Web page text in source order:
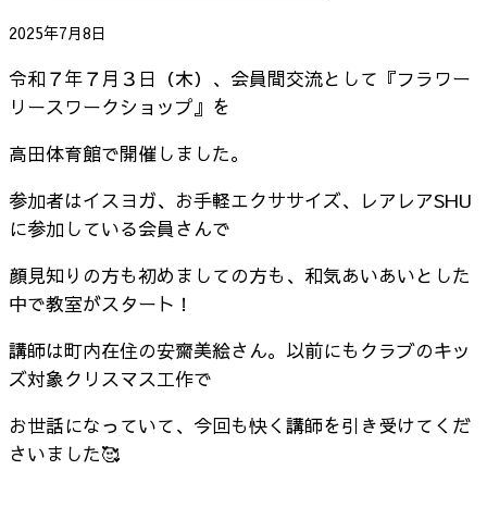
2025年7月8日
令和７年７月３日（木）、会員間交流として『フラワー
リースワークショップ』を
高田体育館で開催しました。
参加者はイスヨガ、お手軽エクササイズ、レアレアSHU
に参加している会員さんで
顔見知りの方も初めましての方も、和気あいあいとした
中で教室がスタート！
講師は町内在住の安齋美絵さん。以前にもクラブのキッ
ズ対象クリスマス工作で
お世話になっていて、今回も快く講師を引き受けてくだ
さいました🥰